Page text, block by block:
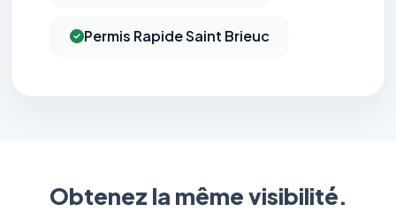
Permis Rapide Saint Brieuc
Obtenez la même visibilité.